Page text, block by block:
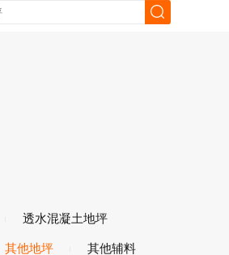
透水混凝土地坪
其他地坪 其他辅料